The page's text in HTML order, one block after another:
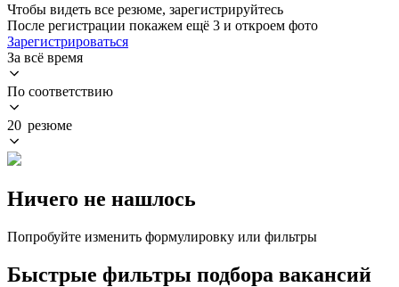
Чтобы видеть все резюме, зарегистрируйтесь
После регистрации покажем ещё 3 и откроем фото
Зарегистрироваться
За всё время
По соответствию
20 резюме
Ничего не нашлось
Попробуйте изменить формулировку или фильтры
Быстрые фильтры подбора вакансий